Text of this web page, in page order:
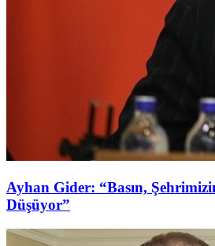
Ayhan Gider: “Basın,
Düşüyor”